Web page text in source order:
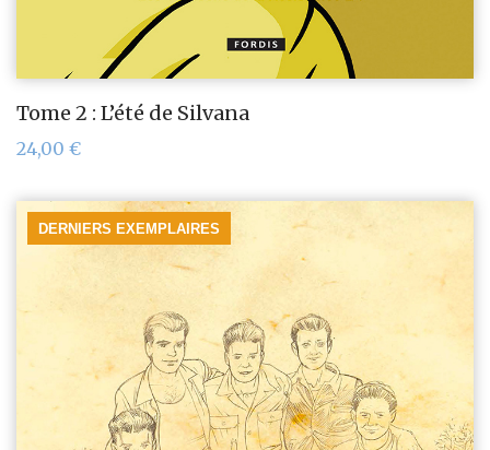
Tome 2 : L’été de Silvana
24,00 €
DERNIERS EXEMPLAIRES